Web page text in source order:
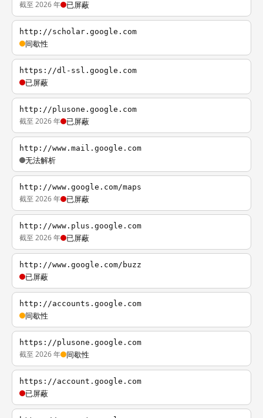
截至 2026 年 已屏蔽
http://scholar.google.com
间歇性
https://dl-ssl.google.com
已屏蔽
http://plusone.google.com
截至 2026 年 已屏蔽
http://www.mail.google.com
无法解析
http://www.google.com/maps
截至 2026 年 已屏蔽
http://www.plus.google.com
截至 2026 年 已屏蔽
http://www.google.com/buzz
已屏蔽
http://accounts.google.com
间歇性
https://plusone.google.com
截至 2026 年 间歇性
https://account.google.com
已屏蔽